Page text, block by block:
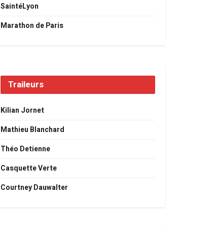
SaintéLyon
Marathon de Paris
Traileurs
Kilian Jornet
Mathieu Blanchard
Théo Detienne
Casquette Verte
Courtney Dauwalter